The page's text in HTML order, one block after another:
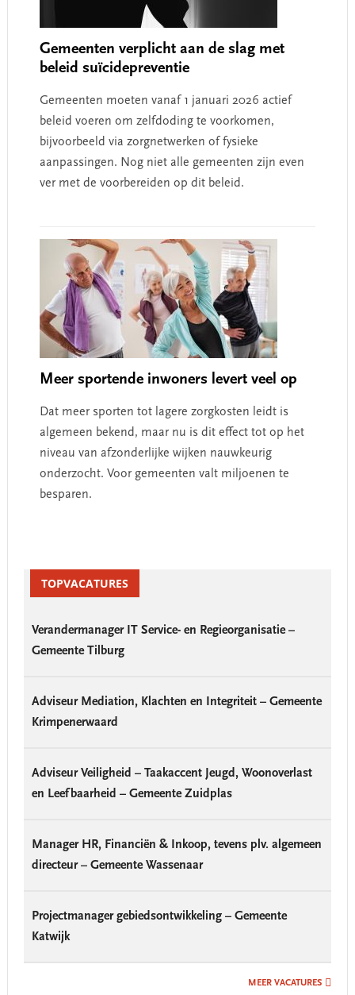
Gemeenten verplicht aan de slag met
beleid suïcidepreventie
Gemeenten moeten vanaf 1 januari 2026 actief
beleid voeren om zelfdoding te voorkomen,
bijvoorbeeld via zorgnetwerken of fysieke
aanpassingen. Nog niet alle gemeenten zijn even
ver met de voorbereiden op dit beleid.
Meer sportende inwoners levert veel op
Dat meer sporten tot lagere zorgkosten leidt is
algemeen bekend, maar nu is dit effect tot op het
niveau van afzonderlijke wijken nauwkeurig
onderzocht. Voor gemeenten valt miljoenen te
besparen.
SidebarTOPVACATURES
Verandermanager IT Service- en Regieorganisatie –
Gemeente Tilburg
Adviseur Mediation, Klachten en Integriteit – Gemeente
Krimpenerwaard
Adviseur Veiligheid – Taakaccent Jeugd, Woonoverlast
en Leefbaarheid – Gemeente Zuidplas
Manager HR, Financiën & Inkoop, tevens plv. algemeen
directeur – Gemeente Wassenaar
Projectmanager gebiedsontwikkeling – Gemeente
Katwijk
MEER VACATURES